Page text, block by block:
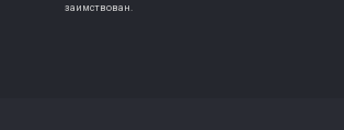
заимствован.